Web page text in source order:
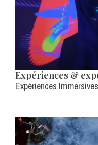
Expériences &
Expériences Immersives